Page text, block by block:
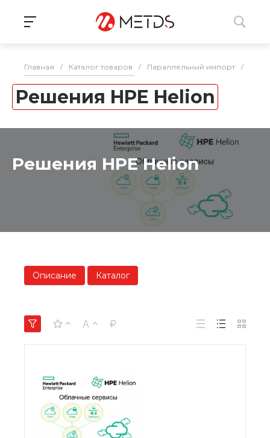
Главная / Каталог товаров / Параллельный импорт /
Решения HPE Helion
Решения HPE Helion
Описание Каталог